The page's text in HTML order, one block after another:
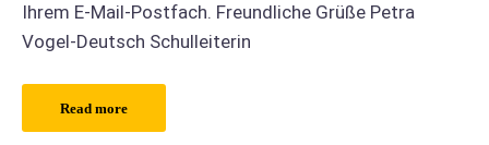
Ihrem E-Mail-Postfach. Freundliche Grüße Petra
Vogel-Deutsch Schulleiterin
Read more